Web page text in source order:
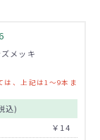
メッキ
、上記は1～9本ま
込)
￥14